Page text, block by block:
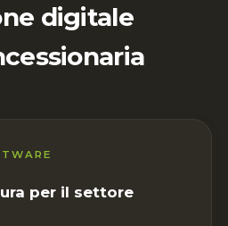
digitale
per il settore